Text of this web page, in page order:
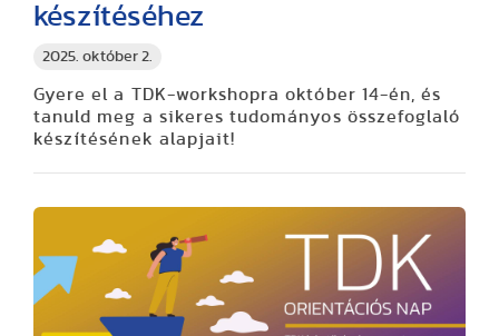
2025. október 2.
készítéséhez
Gyere el a TDK-workshopra október 14-én, és
tanuld meg a sikeres tudományos összefoglaló
készítésének alapjait!